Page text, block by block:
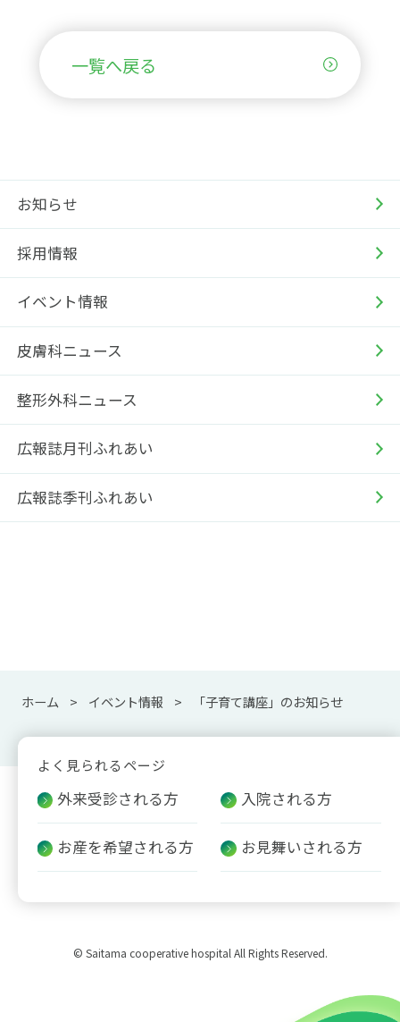
お知らせ
採用情報
イベント情報
皮膚科ニュース
整形外科ニュース
広報誌月刊ふれあい
広報誌季刊ふれあい
一覧へ戻る
ホーム イベント情報 「子育て講座」のお知らせ
よく見られるページ
外来受診される方 入院される方
お産を希望される方 お見舞いされる方
© Saitama cooperative hospital All Rights Reserved.